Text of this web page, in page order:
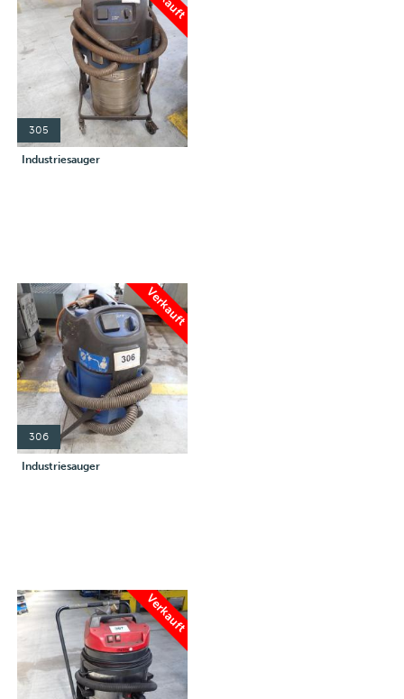
305
Industriesauger
Verkauft
306
Industriesauger
Verkauft